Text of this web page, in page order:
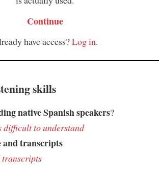
Continue
have access?Log in.
skills
native Spanish speakers?
difficult to understand
and transcripts